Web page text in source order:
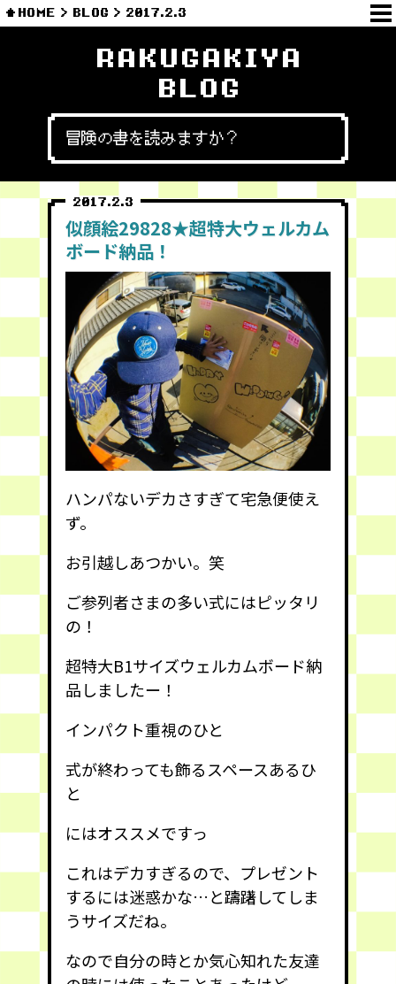
HOME BLOG 2017.2.3
RAKUGAKIYA
BLOG
冒険の書を読みますか？
2017.2.3
似顔絵29828★超特大ウェルカム
ボード納品！
ハンパないデカさすぎて宅急便使え
ず。
お引越しあつかい。笑
ご参列者さまの多い式にはピッタリ
の！
超特大B1サイズウェルカムボード納
品しましたー！
インパクト重視のひと
式が終わっても飾るスペースあるひ
と
にはオススメですっ
これはデカすぎるので、プレゼント
するには迷惑かな…と躊躇してしま
うサイズだね。
なので自分の時とか気心知れた友達